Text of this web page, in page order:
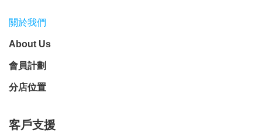
關於我們
About Us
會員計劃
分店位置
客戶支援